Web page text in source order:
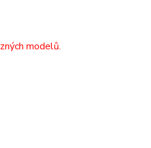
modelů.